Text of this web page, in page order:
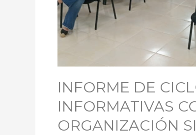
INFORME DE
INFORMATIVAS
ORGANIZACIÓN
a
la
Organización